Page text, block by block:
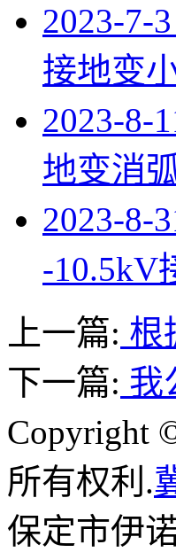
2023-7-
接地变
2023-8-
地变消
2023-8-
-10.5kV
上一篇: 根
下一篇: 我
Copyright
所有权利.
保定市伊